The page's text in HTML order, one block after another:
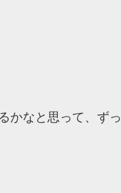
かなと思って、ずっ